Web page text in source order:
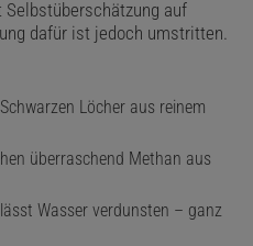
Selbstüberschätzung auf
dafür ist jedoch umstritten.
Löcher aus reinem
überraschend Methan aus
lässt Wasser verdunsten – ganz